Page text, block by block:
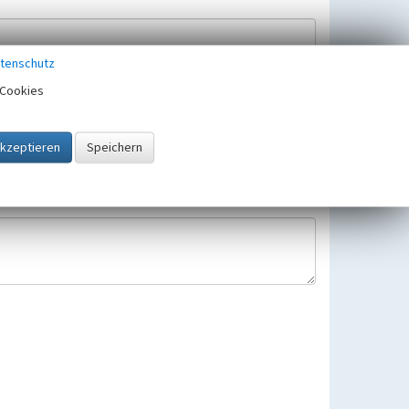
gespeichert und verwendet.
gültigen Europäischen